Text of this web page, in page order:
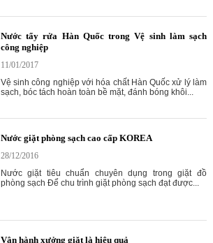
Nước tẩy rửa Hàn Quốc trong Vệ sinh làm sạch
công nghiệp
11/01/2017
Vệ sinh công nghiệp với hóa chất Hàn Quốc xử lý làm
sạch, bóc tách hoàn toàn bề mặt, đánh bóng khôi...
Nước giặt phòng sạch cao cấp KOREA
28/12/2016
Nước giặt tiêu chuẩn chuyên dụng trong giặt đồ
phòng sạch Để chu trình giặt phòng sạch đạt được...
Vận hành xưởng giặt là hiệu quả